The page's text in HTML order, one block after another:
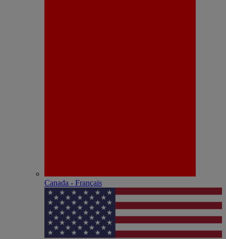
Canada - Français